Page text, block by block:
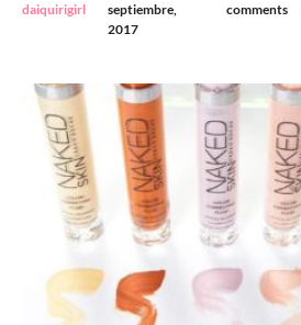
daiquirigirl
septiembre,
2017
comments